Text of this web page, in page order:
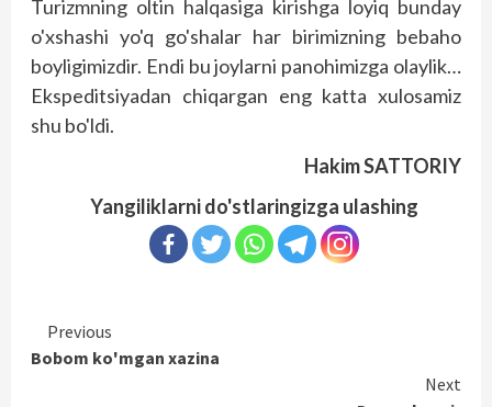
Turizmning oltin halqasiga kirishga loyiq bunday
o'xshashi yo'q go'shalar har birimizning bebaho
boyligimizdir. Endi bu joylarni panohimizga olaylik…
Ekspeditsiyadan chiqargan eng katta xulosamiz
shu bo'ldi.
Hakim SATTORIY
Yangiliklarni do'stlaringizga ulashing
Continue
Reading
Previous
Bobom ko'mgan xazina
Next